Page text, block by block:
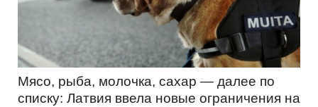
Мясо, рыба, молочка, сахар — далее по
списку: Латвия ввела новые ограничения на